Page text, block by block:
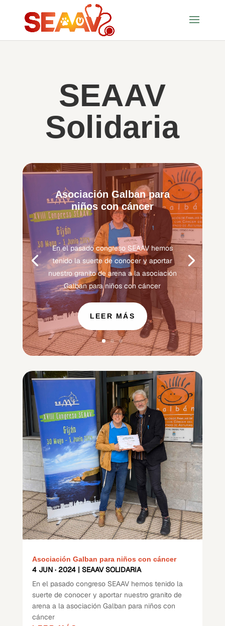
SEAAV
Solidaria
Asociación Galban para
niños con cáncer
porserglo@serglo.net|4 de junio de
2024| SEAAV Solidaria| 0 Comentario
En el pasado congreso SEAAV hemos
tenido la suerte de conocer y aportar
nuestro granito de arena a la asociación
Galban para niños con cáncer
LEER MÁS
Asociación Galban para niños con cáncer
4 JUN · 2024| SEAAV SOLIDARIA
En el pasado congreso SEAAV hemos tenido la
suerte de conocer y aportar nuestro granito de
arena a la asociación Galban para niños con
cáncer